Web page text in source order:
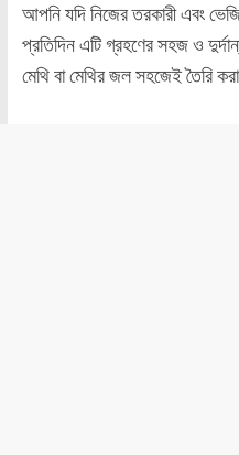
আপনি যদি নিজের তরকারী এবং
প্রতিদিন এটি গ্রহণের সহজ ও
মেথি বা মেথির জল সহজেই তৈরি